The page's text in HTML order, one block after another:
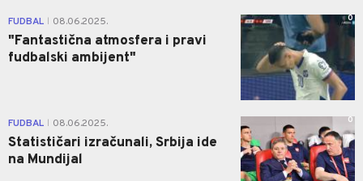
FUDBAL 08.06.2025.
"Fantastična atmosfera i pravi
fudbalski ambijent"
0
FUDBAL 08.06.2025.
Statističari izračunali, Srbija ide
na Mundijal
0